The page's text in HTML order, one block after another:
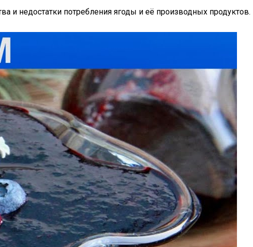
и недостатки потребления ягоды и её производных продуктов.